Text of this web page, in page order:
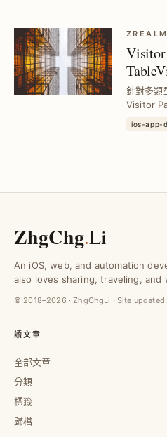
性設
針對多類
Visitor
資料來
ios-app-
ZhgChg.Li
An iOS, web, and automation
also loves sharing, traveling, and
© 2018–2026 · ZhgChgLi · Site updated:
讀文章
全部文章
分類
標籤
歸檔